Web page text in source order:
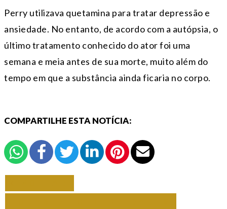
Perry utilizava quetamina para tratar depressão e
ansiedade. No entanto, de acordo com a autópsia, o
último tratamento conhecido do ator foi uma
semana e meia antes de sua morte, muito além do
tempo em que a substância ainda ficaria no corpo.
COMPARTILHE ESTA NOTÍCIA: